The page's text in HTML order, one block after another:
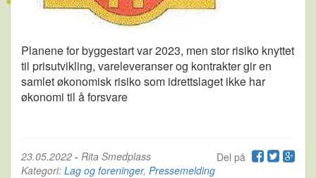
Planene for byggestart var 2023, men stor risiko knyttet
til prisutvikling, vareleveranser og kontrakter gir en
samlet økonomisk risiko som idrettslaget ikke har
økonomi til å forsvare
Del på
23.05.2022 - Rita Smedplass
Kategori: Lag og foreninger, Pressemelding